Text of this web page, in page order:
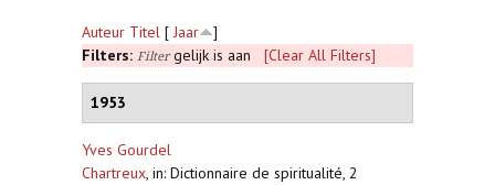
Auteur Titel [ Jaar
]
Filters: Filtergelijk is aan [Clear All Filters]
1953
Yves Gourdel
Chartreux, in: Dictionnaire de spiritualité, 2